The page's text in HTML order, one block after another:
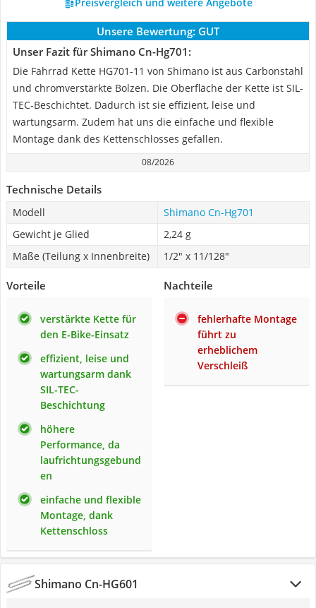
Unsere Bewertung: GUT
Unser Fazit für Shimano Cn-Hg701:
Die Fahrrad Kette HG701-11 von Shimano ist aus Carbonstahl
und chromverstärkte Bolzen. Die Oberfläche der Kette ist SIL-
TEC-Beschichtet. Dadurch ist sie effizient, leise und
wartungsarm. Zudem hat uns die einfache und flexible
Montage dank des Kettenschlosses gefallen.
08/2026
Technische Details
Modell
Shimano Cn-Hg701
Gewicht je Glied
2,24 g
Maße (Teilung x Innenbreite)
1/2" x 11/128"
Vorteile
verstärkte Kette für
den E-Bike-Einsatz
effizient, leise und
wartungsarm dank
SIL-TEC-
Beschichtung
höhere
Performance, da
laufrichtungsgebund
en
einfache und flexible
Montage, dank
Kettenschloss
Nachteile
fehlerhafte Montage
führt zu
erheblichem
Verschleiß
Shimano Cn-HG601